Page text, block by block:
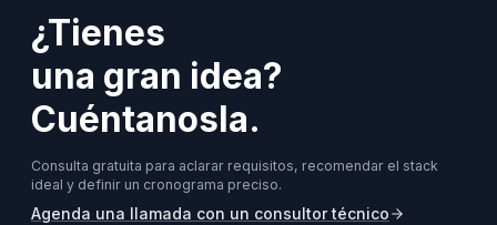
¿Tienes
una gran idea?
Cuéntanosla.
Consulta gratuita para aclarar requisitos, recomendar el stack
ideal y definir un cronograma preciso.
Agenda una llamada con un consultor técnico